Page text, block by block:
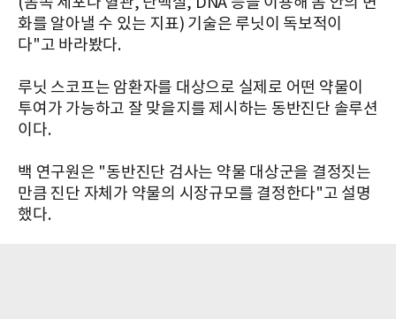
화를 알아낼 수 있는 지표) 기술은 루닛이 독보적이
다"고 바라봤다.
루닛 스코프는 암환자를 대상으로 실제로 어떤 약물이
투여가 가능하고 잘 맞을지를 제시하는 동반진단 솔루션
이다.
백 연구원은 "동반진단 검사는 약물 대상군을 결정짓는
만큼 진단 자체가 약물의 시장규모를 결정한다"고 설명
했다.